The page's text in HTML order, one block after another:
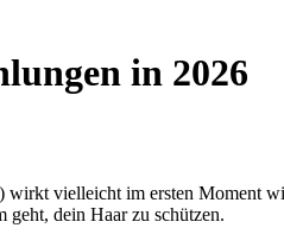
in 2026
vielleicht im ersten Moment
geht, dein Haar zu schützen.